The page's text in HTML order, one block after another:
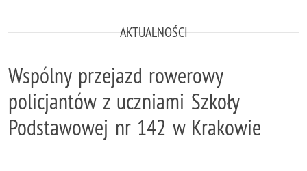
AKTUALNOŚCI
Wspólny przejazd rowerowy
policjantów z uczniami Szkoły
Podstawowej nr 142 w Krakowie